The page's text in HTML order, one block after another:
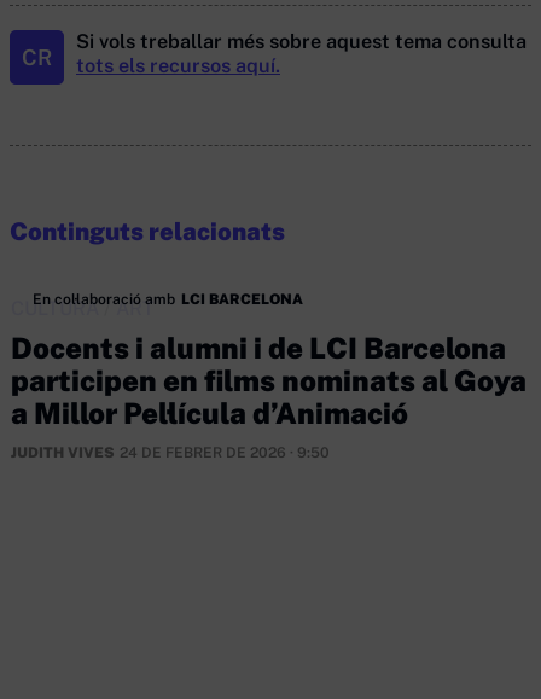
CR
Si vols treballar més sobre aquest tema consulta
tots els recursos aquí.
Continguts relacionats
En col·laboració amb LCI BARCELONA
CULTURA/ART
Docents i alumni i de LCI Barcelona
participen en films nominats al Goya
a Millor Pel·lícula d’Animació
JUDITH VIVES 24 DE FEBRER DE 2026 · 9:50